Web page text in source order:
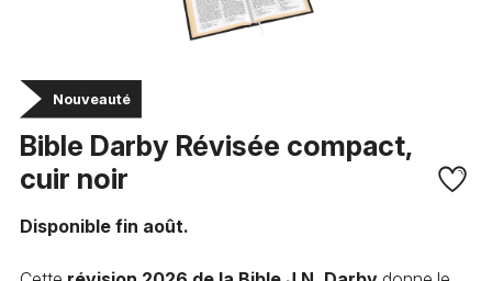
Bible Darby Révisée compact,
cuir noir
Disponible fin août.